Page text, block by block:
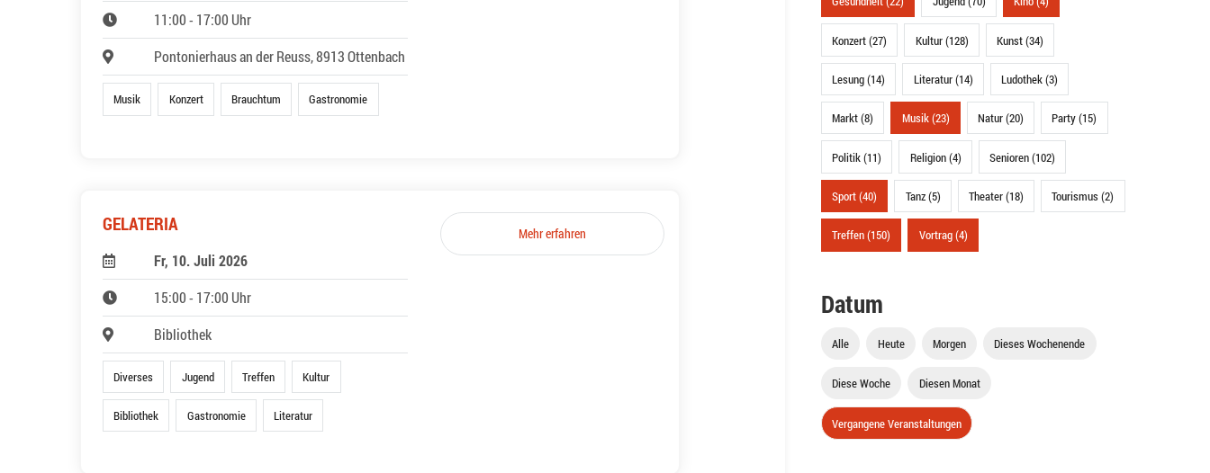
11:00 - 17:00 Uhr
Pontonierhaus an der Reuss, 8913 Ottenbach
Musik Konzert Brauchtum Gastronomie
GELATERIA
Fr, 10. Juli 2026
15:00 - 17:00 Uhr
Bibliothek
Diverses Jugend Treffen Kultur
Bibliothek Gastronomie Literatur
Mehr erfahren
Konzert (27) Kultur (128) Kunst (34)
Lesung (14) Literatur (14) Ludothek (3)
Markt (8) Musik (23) Natur (20) Party (15)
Politik (11) Religion (4) Senioren (102)
Sport (40) Tanz (5) Theater (18) Tourismus (2)
Treffen (150) Vortrag (4)
Datum
Alle Heute Morgen Dieses Wochenende
Diese Woche Diesen Monat
Vergangene Veranstaltungen